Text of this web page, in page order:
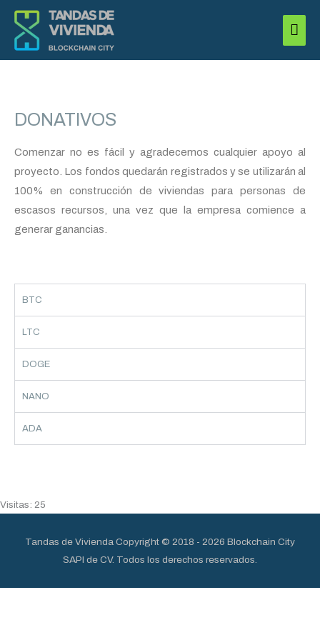
contenido
DONATIVOS
Comenzar no es fácil y agradecemos cualquier apoyo al
proyecto. Los fondos quedarán registrados y se utilizarán al
100% en construcción de viviendas para personas de
escasos recursos, una vez que la empresa comience a
generar ganancias.
BTC
LTC
DOGE
NANO
ADA
Visitas: 25
Tandas de Vivienda Copyright © 2018 - 2026 Blockchain City
SAPI de CV. Todos los derechos reservados.